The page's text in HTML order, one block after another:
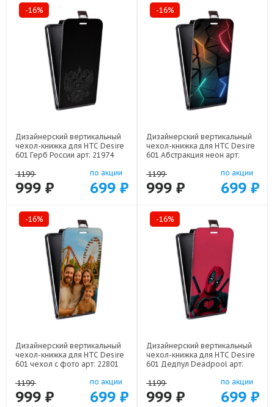
-16%
Дизайнерский вертикальный
чехол-книжка для HTC Desire
601 Герб России арт: 21974
1199
999 ₽
по акции
699 ₽
-16%
Дизайнерский вертикальный
чехол-книжка для HTC Desire
601 Абстракция неон арт:
1199
999 ₽
по акции
699 ₽
-16%
Дизайнерский вертикальный
чехол-книжка для HTC Desire
601 чехол с фото арт: 22801
1199
999 ₽
по акции
699 ₽
-16%
Дизайнерский вертикальный
чехол-книжка для HTC Desire
601 Дедпул Deadpool арт:
1199
999 ₽
по акции
699 ₽